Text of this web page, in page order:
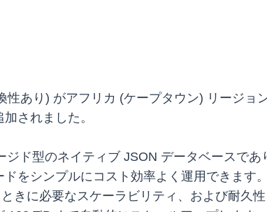
あり) がアフリカ (ケープタウン) リージョ
加されました。
ド型のネイティブ JSON データベースで
をシンプルにコスト効率よく運用できます
きに必要なスケーラビリティ、および耐久